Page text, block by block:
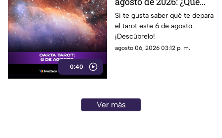
0:40
revelan las cartas del
tarot?
Si te gusta saber qué te depara
el tarot este 6 de agosto.
¡Descúbrelo!
agosto 06, 2026 03:12 p. m.
Ver más